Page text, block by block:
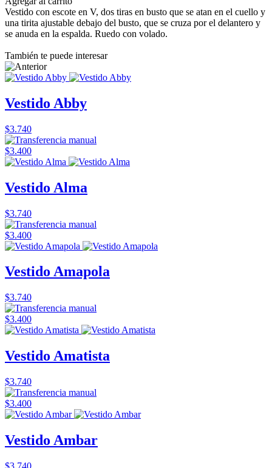
Vestido con escote en V, dos tiras en busto que se atan en el cuello y
una tirita ajustable debajo del busto, que se cruza por el delantero y
se anuda en la espalda. Ruedo con volado.
También te puede interesar
Vestido Abby
$3.740
$3.400
Vestido Alma
$3.740
$3.400
Vestido Amapola
$3.740
$3.400
Vestido Amatista
$3.740
$3.400
Vestido Ambar
$3.740